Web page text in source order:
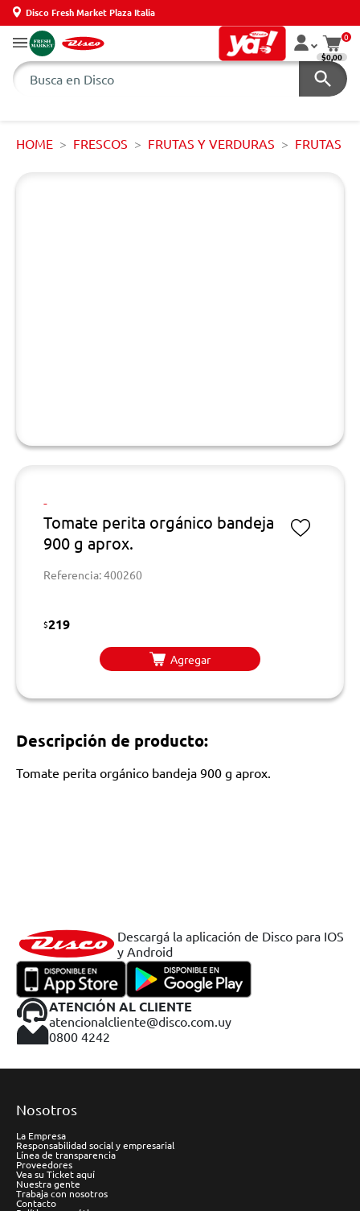
Disco Fresh Market Plaza Italia
0
$0,00
HOME FRESCOS FRUTAS Y VERDURAS FRUTAS
-
Tomate perita orgánico bandeja
900 g aprox.
Referencia: 400260
$219
Agregar
Descripción de producto:
Tomate perita orgánico bandeja 900 g aprox.
Descargá la aplicación de Disco para IOS
y Android
ATENCIÓN AL CLIENTE
atencionalcliente@disco.com.uy
0800 4242
Nosotros
La Empresa
Responsabilidad social y empresarial
Línea de transparencia
Proveedores
Vea su Ticket aquí
Nuestra gente
Trabaja con nosotros
Contacto